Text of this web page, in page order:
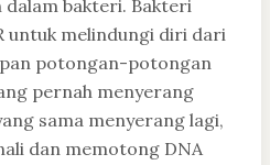
dalam bakteri. Bakteri
untuk melindungi diri dari
potongan-potongan
pernah menyerang
sama menyerang lagi,
dan memotong DNA